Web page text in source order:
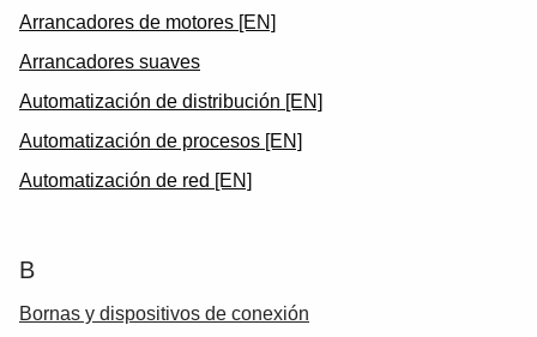
Suggestions
Products
See more products
Shopping list preview
Arrancadores de motores [EN]
Arrancadores suaves
Automatización de distribución [EN]
Automatización de procesos [EN]
Automatización de red [EN]
B
Bornas y dispositivos de conexión